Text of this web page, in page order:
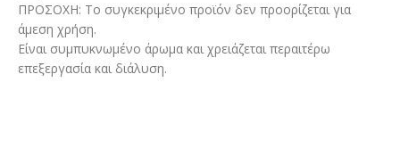
ΠΡΟΣΟΧΗ: Το συγκεκριμένο προϊόν δεν προορίζεται για
άμεση χρήση.
Είναι συμπυκνωμένο άρωμα και χρειάζεται περαιτέρω
επεξεργασία και διάλυση.